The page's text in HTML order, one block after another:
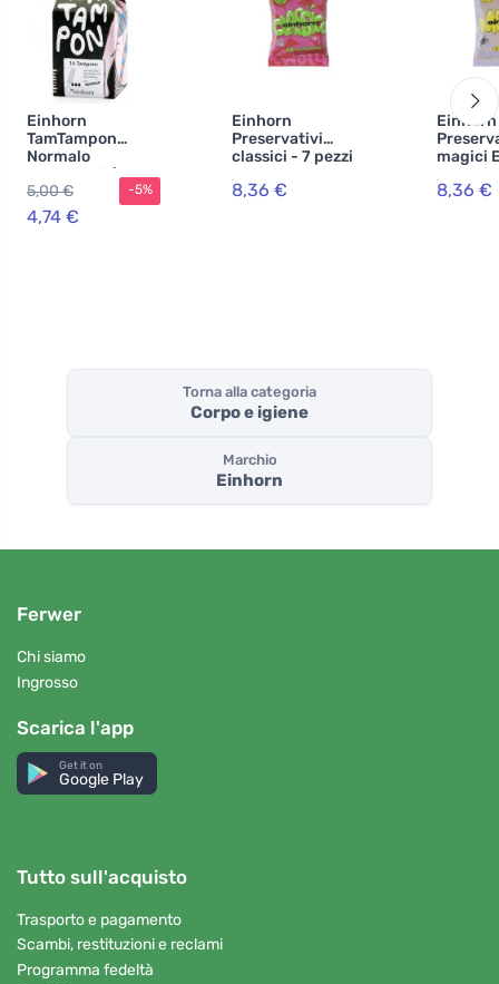
Einhorn
TamTampon
Normalo
assorbenti (16
pezzi) - cotone
organico
ipoallergenico
5,00 €
4,74 €
-5%
Einhorn
Preservativi
classici - 7 pezzi
8,36 €
Einhorn
magici
7 pezzi
8,36 €
Torna alla categoria
Corpo e igiene
Marchio
Einhorn
Ferwer
Chi siamo
Ingrosso
Scarica l'app
Get it on
Google Play
Tutto sull'acquisto
Trasporto e pagamento
Scambi, restituzioni e reclami
Programma fedeltà